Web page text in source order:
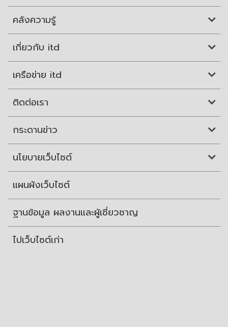
คลังความรู้
เกี่ยวกับ itd
เครือข่าย itd
ติดต่อเรา
กระดานข่าว
นโยบายเว็บไซต์
แผนผังเว็บไซต์
ฐานข้อมูล ผลงานและผู้เชี่ยวชาญ
ไปเว็บไซต์เก่า